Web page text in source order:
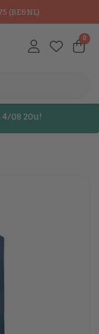
(BE&NL)
0
08 20u!